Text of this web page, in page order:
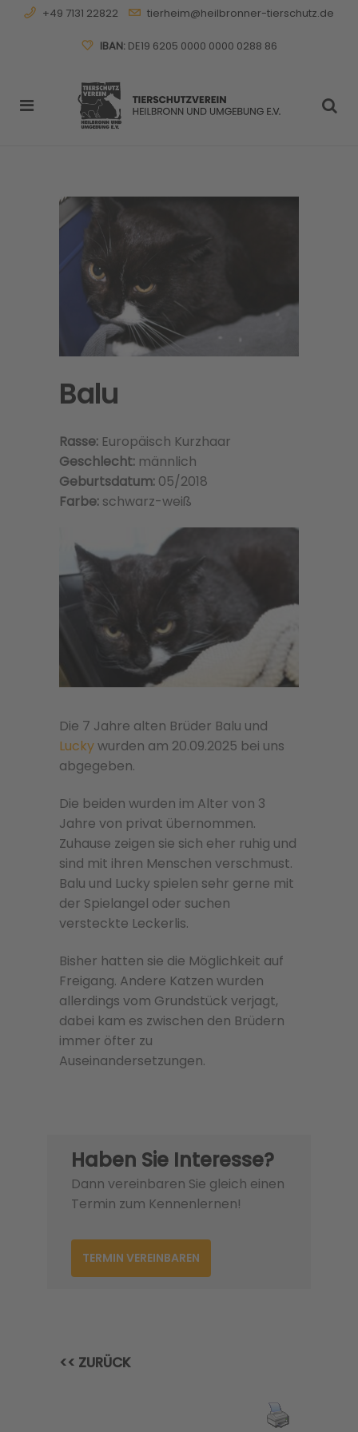
+49 7131 22822 tierheim@heilbronner-tierschutz.de
IBAN:DE19 6205 0000 0000 0288 86
Balu
Rasse: Europäisch Kurzhaar
Geschlecht: männlich
Geburtsdatum: 05/2018
Farbe: schwarz-weiß
Die 7 Jahre alten Brüder Balu und
Luckywurden am 20.09.2025 bei uns
abgegeben.
Die beiden wurden im Alter von 3
Jahre von privat übernommen.
Zuhause zeigen sie sich eher ruhig und
sind mit ihren Menschen verschmust.
Balu und Lucky spielen sehr gerne mit
der Spielangel oder suchen
versteckte Leckerlis.
Bisher hatten sie die Möglichkeit auf
Freigang. Andere Katzen wurden
allerdings vom Grundstück verjagt,
dabei kam es zwischen den Brüdern
immer öfter zu
Auseinandersetzungen.
Haben Sie Interesse?
Dann vereinbaren Sie gleich einen
Termin zum Kennenlernen!
TERMIN VEREINBAREN
<< ZURÜCK